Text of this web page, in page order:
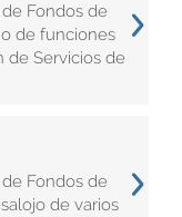
Fondos de
de funciones
de Servicios de
Fondos de
de varios